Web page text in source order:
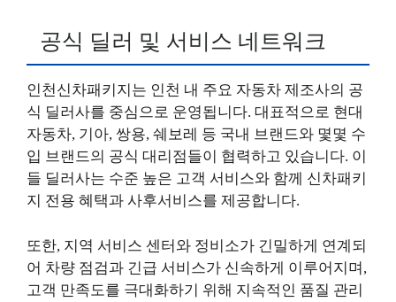
공식 딜러 및 서비스 네트워크
인천신차패키지는 인천 내 주요 자동차 제조사의 공
식 딜러사를 중심으로 운영됩니다. 대표적으로 현대
자동차, 기아, 쌍용, 쉐보레 등 국내 브랜드와 몇몇 수
입 브랜드의 공식 대리점들이 협력하고 있습니다. 이
들 딜러사는 수준 높은 고객 서비스와 함께 신차패키
지 전용 혜택과 사후서비스를 제공합니다.
또한, 지역 서비스 센터와 정비소가 긴밀하게 연계되
어 차량 점검과 긴급 서비스가 신속하게 이루어지며,
고객 만족도를 극대화하기 위해 지속적인 품질 관리